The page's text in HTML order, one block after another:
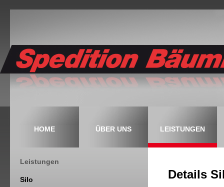
HOME ÜBER UNS LEISTUNGEN
Leistungen
Silo
Details